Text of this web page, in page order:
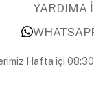
YARDIMA
Hafta içi 08:30